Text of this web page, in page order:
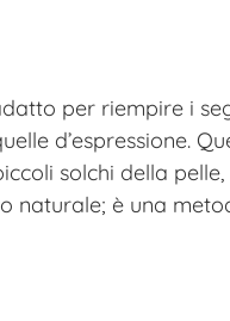
per riempire i
d’espressione.
solchi della
naturale; è una